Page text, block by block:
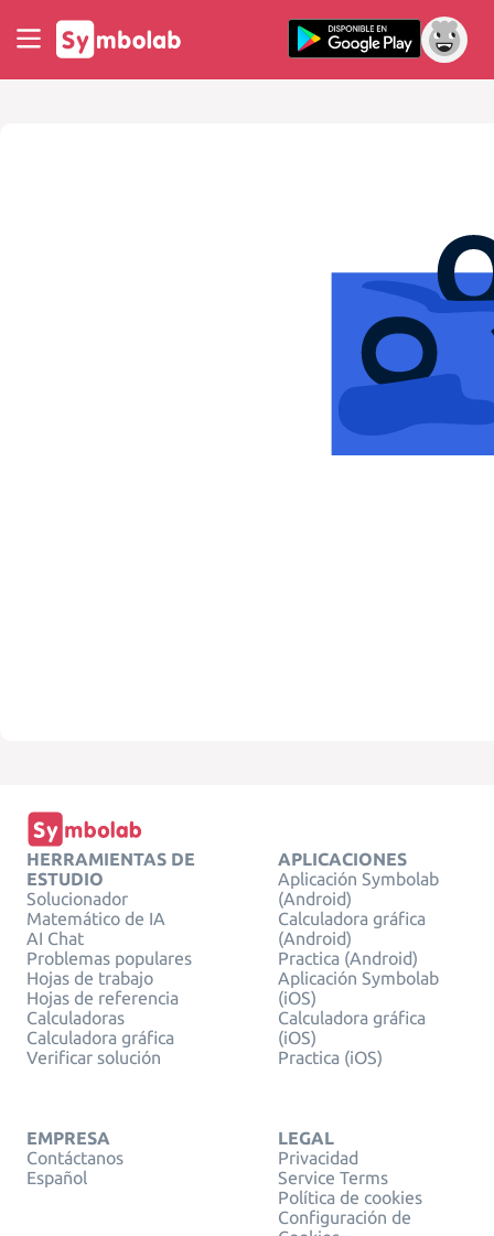
HERRAMIENTAS DE
ESTUDIO
Solucionador
Matemático de IA
AI Chat
Problemas populares
Hojas de trabajo
Hojas de referencia
Calculadoras
Calculadora gráfica
Verificar solución
APLICACIONES
Aplicación Symbolab
(Android)
Calculadora gráfica
(Android)
Practica (Android)
Aplicación Symbolab
(iOS)
Calculadora gráfica
(iOS)
Practica (iOS)
EMPRESA
Contáctanos
Español
LEGAL
Privacidad
Service Terms
Política de cookies
Configuración de